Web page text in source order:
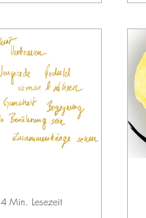
4 Min. Lesezeit